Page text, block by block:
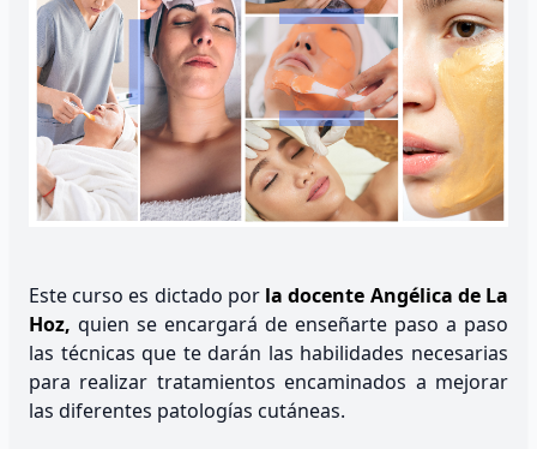
Este curso es dictado por la docente Angélica de La
Hoz, quien se encargará de enseñarte paso a paso
las técnicas que te darán las habilidades necesarias
para realizar tratamientos encaminados a mejorar
las diferentes patologías cutáneas.